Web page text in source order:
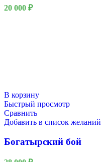
20 000 ₽
В корзину
Быстрый просмотр
Сравнить
Добавить в список желаний
Богатырский бой